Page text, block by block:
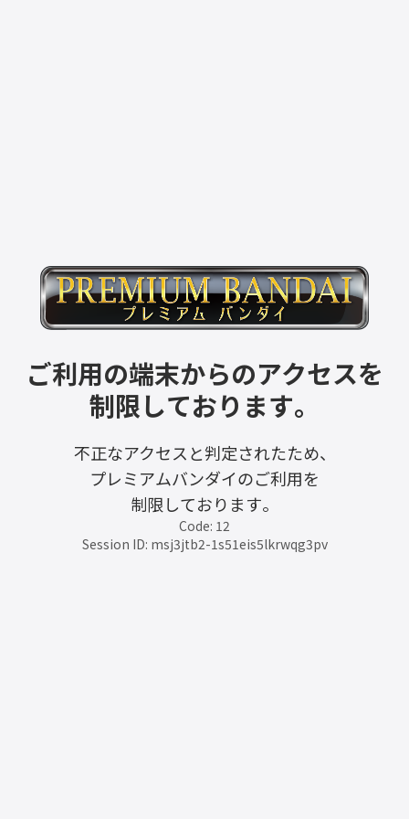
ご利用の端末からのアクセスを
制限しております。
不正なアクセスと判定されたため、
プレミアムバンダイのご利用を
制限しております。
Code: 12
Session ID: msj3jtb2-1s51eis5lkrwqg3pv